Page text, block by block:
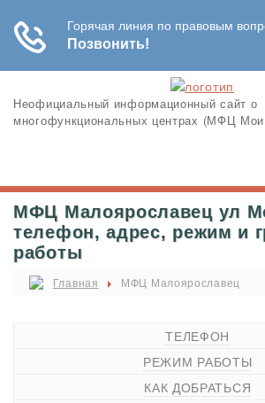
Неофициальный информационный сайт о
многофункциональных центрах (МФЦ
МФЦ Малоярославец ул
телефон, адрес, режим и
работы
Главная МФЦ Малоярославец
ТЕЛЕФОН
РЕЖИМ РАБОТЫ
КАК ДОБРАТЬСЯ